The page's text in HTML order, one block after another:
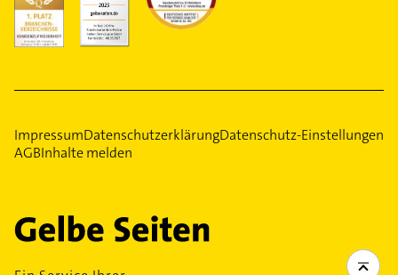
ImpressumDatenschutzerklärungDatenschutz-Einstellungen
AGBInhalte melden